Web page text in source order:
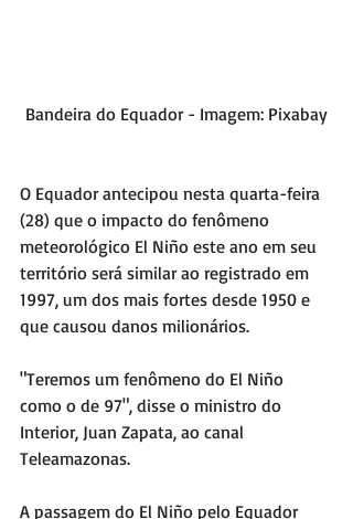
Bandeira do Equador - Imagem: Pixabay
O Equador antecipou nesta quarta-feira
(28) que o impacto do fenômeno
meteorológico El Niño este ano em seu
território será similar ao registrado em
1997, um dos mais fortes desde 1950 e
que causou danos milionários.
"Teremos um fenômeno do El Niño
como o de 97", disse o ministro do
Interior, Juan Zapata, ao canal
Teleamazonas.
A passagem do El Niño pelo Equador